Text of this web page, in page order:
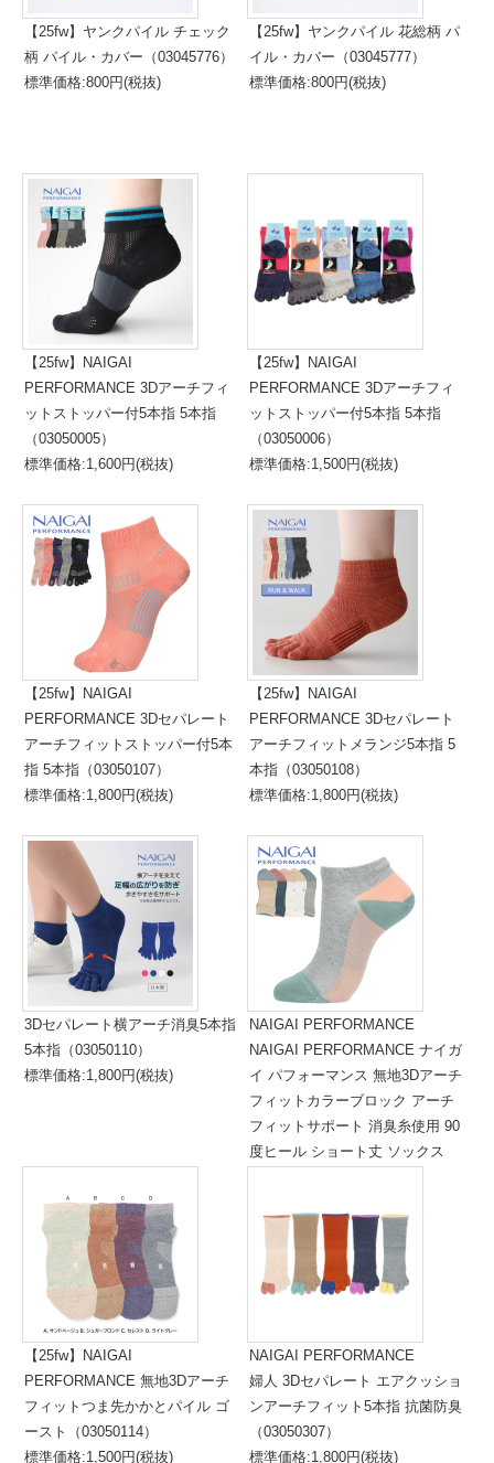
【25fw】ヤンクパイル チェック
柄 パイル・カバー（03045776）
標準価格:800円(税抜)
【25fw】ヤンクパイル 花総柄 パ
イル・カバー（03045777）
標準価格:800円(税抜)
【25fw】NAIGAI
PERFORMANCE 3Dアーチフィ
ットストッパー付5本指 5本指
（03050005）
標準価格:1,600円(税抜)
【25fw】NAIGAI
PERFORMANCE 3Dアーチフィ
ットストッパー付5本指 5本指
（03050006）
標準価格:1,500円(税抜)
【25fw】NAIGAI
PERFORMANCE 3Dセパレート
アーチフィットストッパー付5本
指 5本指（03050107）
標準価格:1,800円(税抜)
【25fw】NAIGAI
PERFORMANCE 3Dセパレート
アーチフィットメランジ5本指 5
本指（03050108）
標準価格:1,800円(税抜)
3Dセパレート横アーチ消臭5本指
5本指（03050110）
標準価格:1,800円(税抜)
NAIGAI PERFORMANCE
NAIGAI PERFORMANCE ナイガ
イ パフォーマンス 無地3Dアーチ
フィットカラーブロック アーチ
フィットサポート 消臭糸使用 90
度ヒール ショート丈 ソックス
【25fw】NAIGAI
PERFORMANCE 無地3Dアーチ
フィットつま先かかとパイル ゴ
ースト（03050114）
標準価格:1,500円(税抜)
NAIGAI PERFORMANCE
婦人 3Dセパレート エアクッショ
ンアーチフィット5本指 抗菌防臭
（03050307）
標準価格:1,800円(税抜)